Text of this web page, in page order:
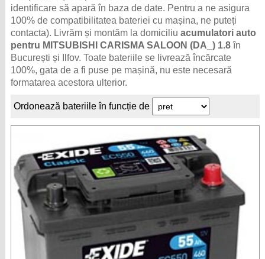
identificare să apară în baza de date. Pentru a ne asigura
100% de compatibilitatea bateriei cu mașina, ne puteți
contacta). Livrăm și montăm la domiciliuacumulatori auto
pentru MITSUBISHI CARISMA SALOON (DA_) 1.8în
București și Ilfov. Toate bateriile se livrează încărcate
100%, gata de a fi puse pe mașină, nu este necesară
formatarea acestora ulterior.
Ordonează bateriile în funcție de